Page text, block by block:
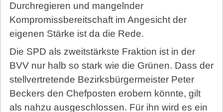
Durchregieren und mangelnder
Kompromissbereitschaft im Angesicht der
eigenen Stärke ist da die Rede.
Die SPD als zweit­stärks­te Fraktion ist in der
BVV nur halb so stark wie die Grünen. Dass der
stellvertretende Bezirksbürgermeister Peter
Beckers den Chefposten erobern könnte, gilt
als nahzu ausgeschlossen. Für ihn wird es ein